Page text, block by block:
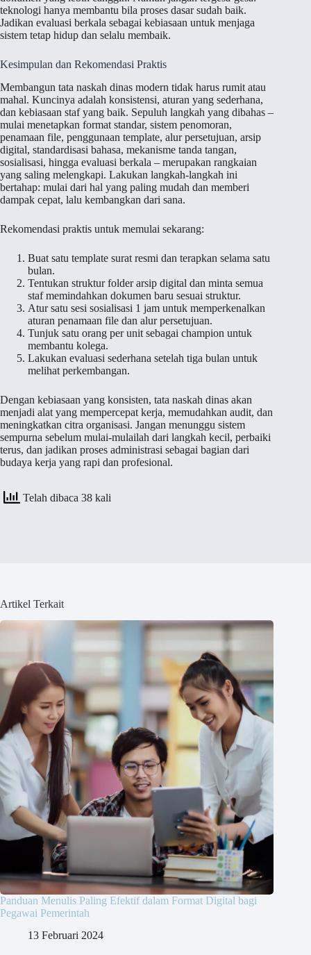
teknologi hanya membantu bila proses dasar sudah baik.
Jadikan evaluasi berkala sebagai kebiasaan untuk menjaga
sistem tetap hidup dan selalu membaik.
Kesimpulan dan Rekomendasi Praktis
Membangun tata naskah dinas modern tidak harus rumit atau
mahal. Kuncinya adalah konsistensi, aturan yang sederhana,
dan kebiasaan staf yang baik. Sepuluh langkah yang dibahas –
mulai menetapkan format standar, sistem penomoran,
penamaan file, penggunaan template, alur persetujuan, arsip
digital, standardisasi bahasa, mekanisme tanda tangan,
sosialisasi, hingga evaluasi berkala – merupakan rangkaian
yang saling melengkapi. Lakukan langkah-langkah ini
bertahap: mulai dari hal yang paling mudah dan memberi
dampak cepat, lalu kembangkan dari sana.
Rekomendasi praktis untuk memulai sekarang:
Buat satu template surat resmi dan terapkan selama satu
bulan.
Tentukan struktur folder arsip digital dan minta semua
staf memindahkan dokumen baru sesuai struktur.
Atur satu sesi sosialisasi 1 jam untuk memperkenalkan
aturan penamaan file dan alur persetujuan.
Tunjuk satu orang per unit sebagai champion untuk
membantu kolega.
Lakukan evaluasi sederhana setelah tiga bulan untuk
melihat perkembangan.
Dengan kebiasaan yang konsisten, tata naskah dinas akan
menjadi alat yang mempercepat kerja, memudahkan audit, dan
meningkatkan citra organisasi. Jangan menunggu sistem
sempurna sebelum mulai-mulailah dari langkah kecil, perbaiki
terus, dan jadikan proses administrasi sebagai bagian dari
budaya kerja yang rapi dan profesional.
Telah dibaca 38 kali
Artikel Terkait
Panduan Menulis Paling Efektif dalam Format Digital bagi
Pegawai Pemerintah
13 Februari 2024